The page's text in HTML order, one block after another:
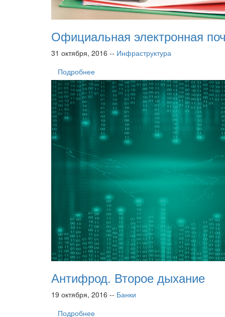
Официальная электронная
31 октября, 2016 -- Инфраструктура
Подробнее
Антифрод. Второе дыхание
19 октября, 2016 -- Банки
Подробнее